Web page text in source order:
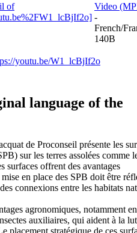
Video
-
French/
140B
youtu.be/W1_lcBjIf2o
language of the
de Proconseil présente les
sur les terres assolées comme
surfaces offrent des avantages
en place des SPB doit être
connexions entre les habitats
agronomiques, notamment en
auxiliaires, qui aident à la
placement stratégique de ces